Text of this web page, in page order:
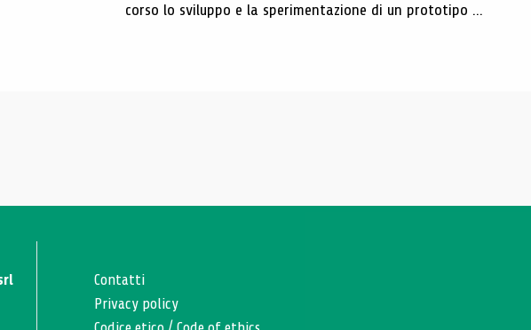
corso lo sviluppo e la sperimentazione di un prototipo ...
Contatti
Privacy policy